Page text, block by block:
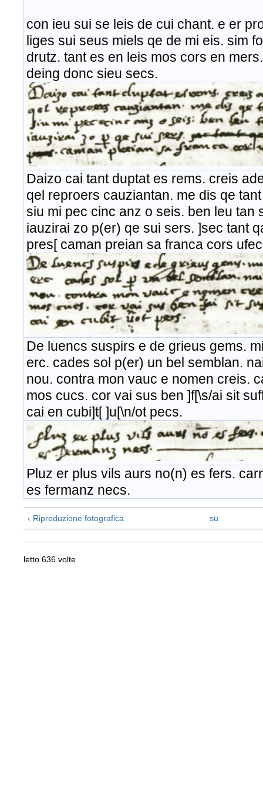
con ieu sui se leis de cui chant. e
liges sui seus miels qe de mi eis. sim
drutz. tant es en leis mos cors en
deing donc sieu secs.
Daizo cai tant duptat es rems. creis
qel reproers cauziantan. me dis qe
siu mi pec cinc anz o seis. ben leu tan
iauzirai zo p(er) qe sui sers. ]sec tant
pres[ caman preian sa franca cors
De luencs suspirs e de grieus gems.
erc. cades sol p(er) un bel semblan.
nou. contra mon vauc e nomen creis.
mos cucs. cor vai sus ben ]f[\s/ai sit
cai en cubi]t[ ]u[\n/ot pecs.
Pluz er plus vils aurs no(n) es fers.
es fermanz necs.
‹ Riproduzione fotografica su
letto 636 volte